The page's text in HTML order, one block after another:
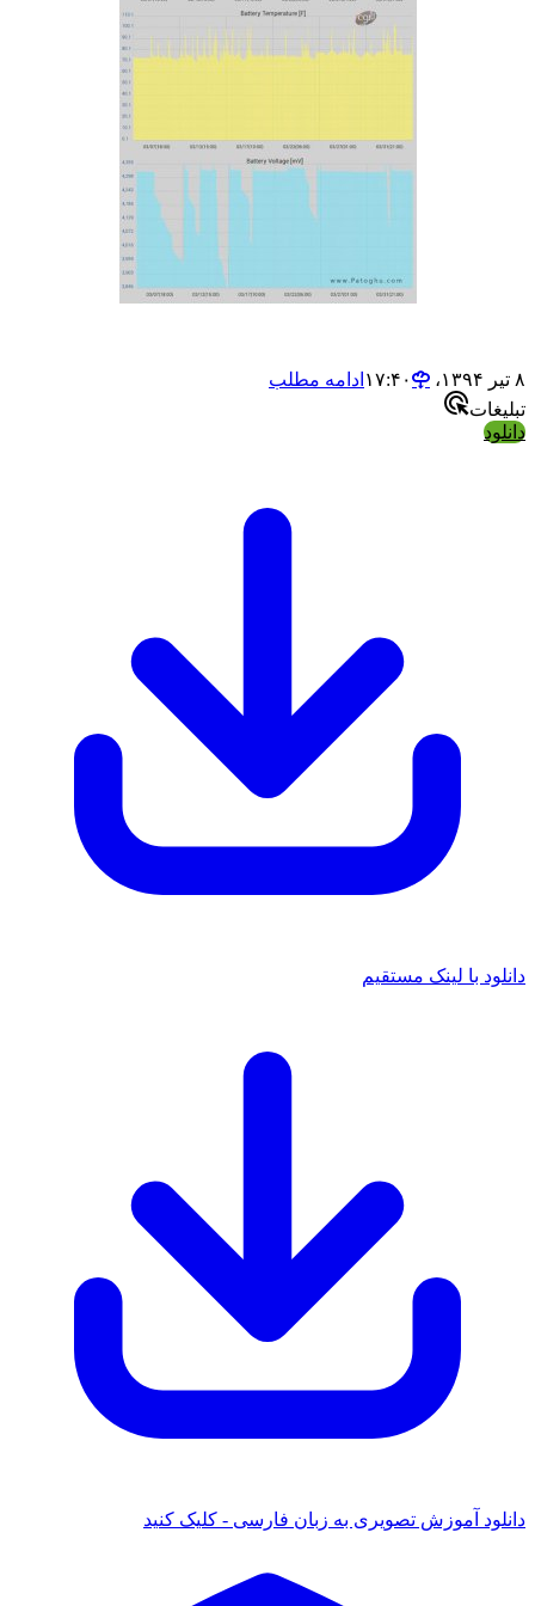
ادامه مطلب
با لینک مستقیم
آموزش تصویری به زبان فارسی - کلیک کنید